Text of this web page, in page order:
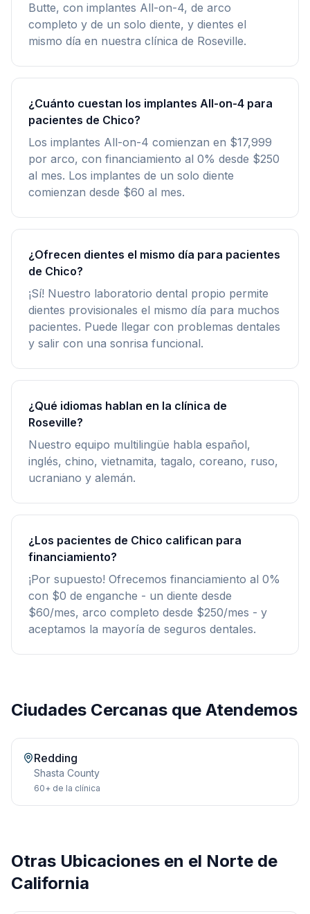
Butte, con implantes All-on-4, de arco
completo y de un solo diente, y dientes el
mismo día en nuestra clínica de Roseville.
¿Cuánto cuestan los implantes All-on-4 para
pacientes de Chico?
Los implantes All-on-4 comienzan en $17,999
por arco, con financiamiento al 0% desde $250
al mes. Los implantes de un solo diente
comienzan desde $60 al mes.
¿Ofrecen dientes el mismo día para pacientes
de Chico?
¡Sí! Nuestro laboratorio dental propio permite
dientes provisionales el mismo día para muchos
pacientes. Puede llegar con problemas dentales
y salir con una sonrisa funcional.
¿Qué idiomas hablan en la clínica de
Roseville?
Nuestro equipo multilingüe habla español,
inglés, chino, vietnamita, tagalo, coreano, ruso,
ucraniano y alemán.
¿Los pacientes de Chico califican para
financiamiento?
¡Por supuesto! Ofrecemos financiamiento al 0%
con $0 de enganche - un diente desde
$60/mes, arco completo desde $250/mes - y
aceptamos la mayoría de seguros dentales.
Ciudades Cercanas que Atendemos
Redding
Shasta County
60+ de la clínica
Otras Ubicaciones en el Norte de
California